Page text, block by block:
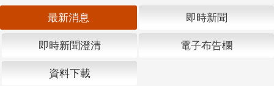
最新消息 即時新聞
即時新聞澄清 電子布告欄
資料下載